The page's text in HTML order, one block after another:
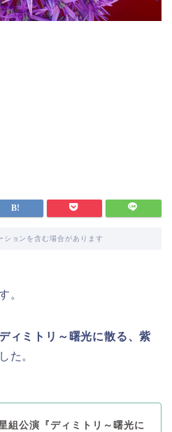
ションを含む場合があります
。
ディミトリ～曙光に散る、紫
た。
組公演『ディミトリ～曙光に